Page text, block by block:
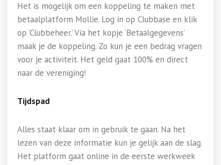
Het is mogelijk om een koppeling te maken met
betaalplatform Mollie. Log in op Clubbase en klik
op ‘Clubbeheer.’ Via het kopje ‘Betaalgegevens’
maak je de koppeling. Zo kun je een bedrag vragen
voor je activiteit. Het geld gaat 100% en direct
naar de vereniging!
Tijdspad
Alles staat klaar om in gebruik te gaan. Na het
lezen van deze informatie kun je gelijk aan de slag.
Het platform gaat online in de eerste werkweek